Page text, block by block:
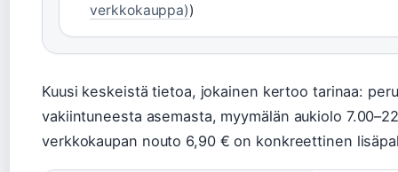
verkkokauppa))
Kuusi keskeistä tietoa, jokainen kertoo tarinaa:
vakiintuneesta asemasta, myymälän aukiolo
verkkokaupan nouto 6,90 € on konkreettinen